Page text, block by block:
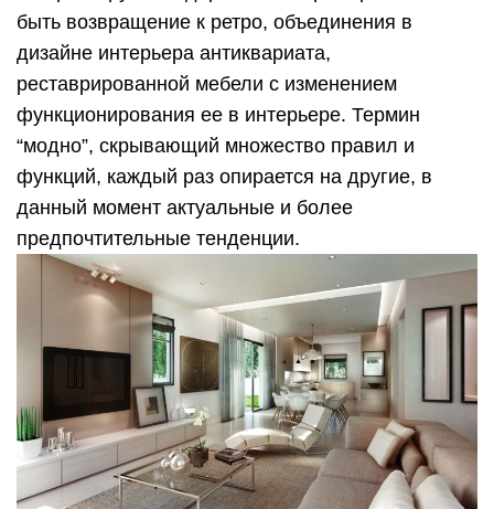
быть возвращение к ретро, объединения в
дизайне интерьера антиквариата,
реставрированной мебели с изменением
функционирования ее в интерьере. Термин
“модно”, скрывающий множество правил и
функций, каждый раз опирается на другие, в
данный момент актуальные и более
предпочтительные тенденции.